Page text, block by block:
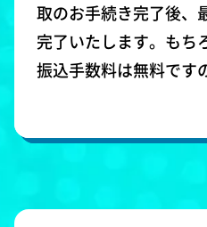
取のお手続き完了後、
完了いたします。もち
振込手数料は無料です